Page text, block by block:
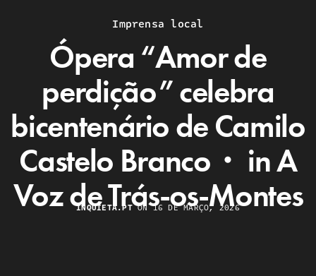
Imprensa local
Ópera “Amor de
perdição” celebra
bicentenário de Camilo
Castelo Branco・ in A
Voz de Trás-os-Montes
INQUIETA.PTON 16 DE MARÇO, 2026